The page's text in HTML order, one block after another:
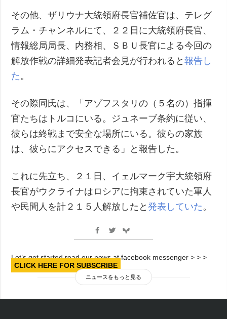
その他、ザリウナ大統領府長官補佐官は、テレグ
ラム・チャンネルにて、２２日に大統領府長官、
情報総局局長、内務相、ＳＢＵ長官による今回の
解放作戦の詳細発表記者会見が行われると報告し
た。
その際同氏は、「アゾフスタリの（５名の）指揮
官たちはトルコにいる。ジュネーブ条約に従い、
彼らは終戦まで安全な場所にいる。彼らの家族
は、彼らにアクセスできる」と報告した。
これに先立ち、２１日、イェルマーク宇大統領府
長官がウクライナはロシアに拘束されていた軍人
や民間人を計２１５人解放したと発表していた。
Let’s get started read our news at facebook messenger > > >
CLICK HERE FOR SUBSCRIBE
ニュースをもっと見る